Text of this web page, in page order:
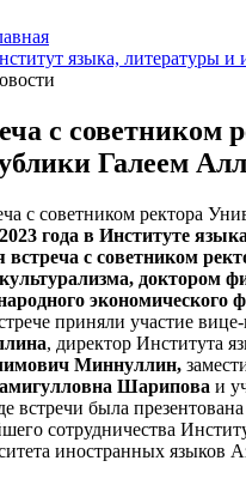
языка, литературы и
с советником
Галеем
года в Институте
встреча с советником
доктором
экономического
приняли участие вице-
, директор Института
Миннуллин,
Шарипова и
встречи была
сотрудничества
иностранных языков